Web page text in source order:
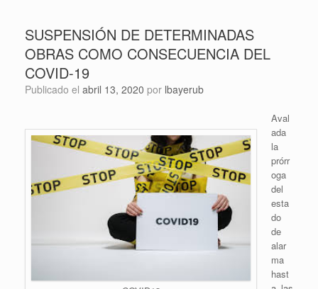
SUSPENSIÓN DE DETERMINADAS
OBRAS COMO CONSECUENCIA DEL
COVID-19
Publicado el abril 13, 2020 por lbayerub
Aval
ada
la
prórr
oga
del
esta
do
de
alar
ma
hast